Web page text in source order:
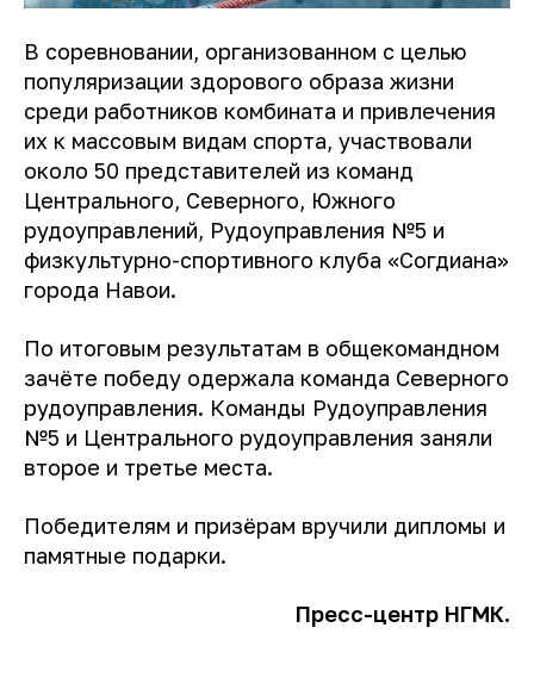
В соревновании, организованном с целью
популяризации здорового образа жизни
среди работников комбината и привлечения
их к массовым видам спорта, участвовали
около 50 представителей из команд
Центрального, Северного, Южного
рудоуправлений, Рудоуправления №5 и
физкультурно-спортивного клуба «Согдиана»
города Навои.
По итоговым результатам в общекомандном
зачёте победу одержала команда Северного
рудоуправления. Команды Рудоуправления
№5 и Центрального рудоуправления заняли
второе и третье места.
Победителям и призёрам вручили дипломы и
памятные подарки.
Пресс-центр НГМК.